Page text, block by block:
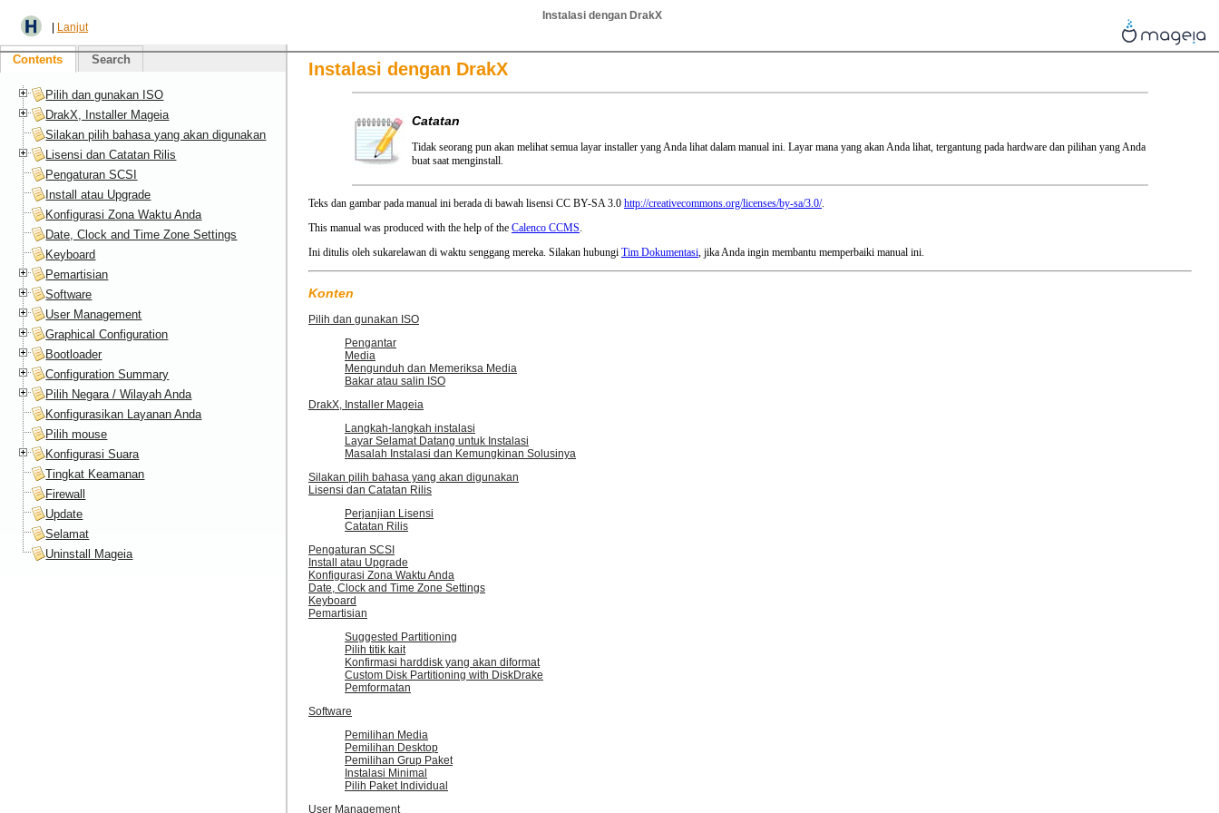
Lanjut
Instalasi dengan DrakX
Instalasi dengan DrakX
Catatan
Tidak seorang pun akan melihat semua layar installer yang Anda lihat dalam manual ini. Layar mana yang akan Anda lihat, tergantung pada hardware dan pilihan yang Anda
buat saat menginstall.
Teks dan gambar pada manual ini berada di bawah lisensi CC BY-SA 3.0 http://creativecommons.org/licenses/by-sa/3.0/.
This manual was produced with the help of the Calenco CCMS.
Ini ditulis oleh sukarelawan di waktu senggang mereka. Silakan hubungi Tim Dokumentasi, jika Anda ingin membantu memperbaiki manual ini.
Konten
Pilih dan gunakan ISO
Pengantar
Media
Mengunduh dan Memeriksa Media
Bakar atau salin ISO
DrakX, Installer Mageia
Langkah-langkah instalasi
Layar Selamat Datang untuk Instalasi
Masalah Instalasi dan Kemungkinan Solusinya
Silakan pilih bahasa yang akan digunakan
Lisensi dan Catatan Rilis
Perjanjian Lisensi
Catatan Rilis
Pengaturan SCSI
Install atau Upgrade
Konfigurasi Zona Waktu Anda
Date, Clock and Time Zone Settings
Keyboard
Pemartisian
Suggested Partitioning
Pilih titik kait
Konfirmasi harddisk yang akan diformat
Custom Disk Partitioning with DiskDrake
Pemformatan
Software
Pemilihan Media
Pemilihan Desktop
Pemilihan Grup Paket
Instalasi Minimal
Pilih Paket Individual
User Management
Contents Search
Pilih dan gunakan ISO
DrakX, Installer Mageia
Silakan pilih bahasa yang akan digunakan
Lisensi dan Catatan Rilis
Pengaturan SCSI
Install atau Upgrade
Konfigurasi Zona Waktu Anda
Date, Clock and Time Zone Settings
Keyboard
Pemartisian
Software
User Management
Graphical Configuration
Bootloader
Configuration Summary
Pilih Negara / Wilayah Anda
Konfigurasikan Layanan Anda
Pilih mouse
Konfigurasi Suara
Tingkat Keamanan
Firewall
Update
Selamat
Uninstall Mageia